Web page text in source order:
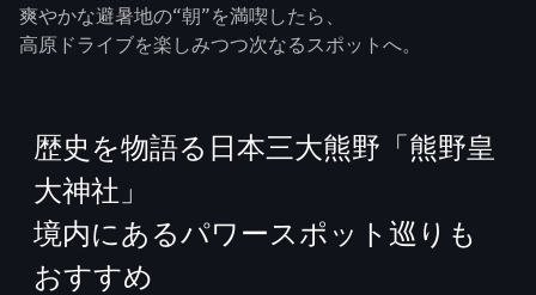
爽やかな避暑地の“朝”を満喫したら、
高原ドライブを楽しみつつ次なるスポットへ。
歴史を物語る日本三大熊野「熊野皇
大神社」
境内にあるパワースポット巡りも
おすすめ